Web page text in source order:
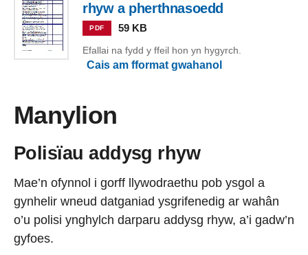
rhyw a pherthnasoedd
PDF 59 KB
Efallai na fydd y ffeil hon yn hygyrch.
Cais am fformat gwahanol
Manylion
Polisïau addysg rhyw
Mae’n ofynnol i gorff llywodraethu pob ysgol a
gynhelir wneud datganiad ysgrifenedig ar wahân
o’u polisi ynghylch darparu addysg rhyw, a’i gadw’n
gyfoes.